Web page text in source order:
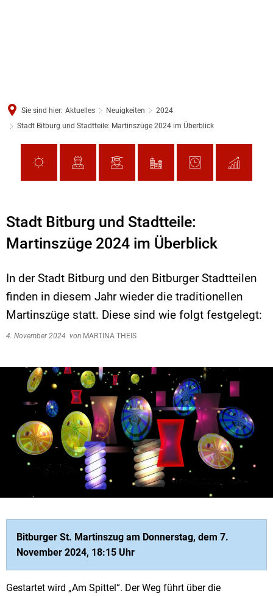
Sie sind hier: Aktuelles Neuigkeiten
2024
Stadt Bitburg und Stadtteile: Martinszüge 2024 im Überblick
Stadt Bitburg und Stadtteile:
Martinszüge 2024 im Überblick
In der Stadt Bitburg und den Bitburger Stadtteilen
finden in diesem Jahr wieder die traditionellen
Martinszüge statt. Diese sind wie folgt festgelegt:
4. November 2024 von MARTINA THEIS
Bitburger St. Martinszug am Donnerstag, dem 7.
November 2024, 18:15 Uhr
Gestartet wird „Am Spittel“. Der Weg führt über die